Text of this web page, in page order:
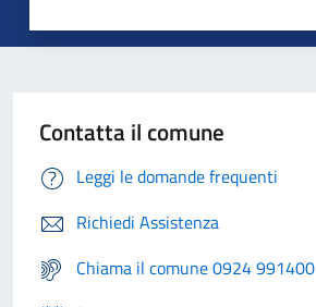
Contatta il comune
Leggi le domande frequenti
Richiedi Assistenza
Chiama il comune 0924 991400